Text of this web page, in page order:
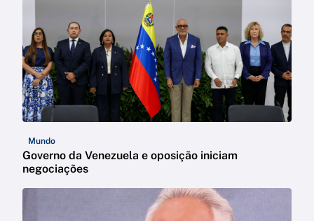
Mundo
Governo da Venezuela e oposição iniciam
negociações